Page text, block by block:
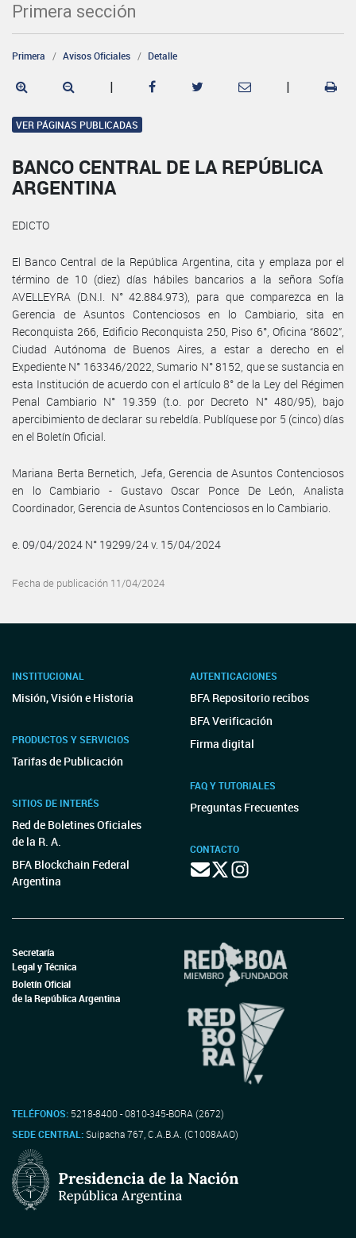
Primera sección
Primera Avisos Oficiales Detalle
| |
VER PÁGINAS PUBLICADAS
BANCO CENTRAL DE LA REPÚBLICA
ARGENTINA
EDICTO
El Banco Central de la República Argentina, cita y emplaza por el
término de 10 (diez) días hábiles bancarios a la señora Sofía
AVELLEYRA (D.N.I. N° 42.884.973), para que comparezca en la
Gerencia de Asuntos Contenciosos en lo Cambiario, sita en
Reconquista 266, Edificio Reconquista 250, Piso 6°, Oficina “8602”,
Ciudad Autónoma de Buenos Aires, a estar a derecho en el
Expediente N° 163346/2022, Sumario N° 8152, que se sustancia en
esta Institución de acuerdo con el artículo 8° de la Ley del Régimen
Penal Cambiario N° 19.359 (t.o. por Decreto N° 480/95), bajo
apercibimiento de declarar su rebeldía. Publíquese por 5 (cinco) días
en el Boletín Oficial.
Mariana Berta Bernetich, Jefa, Gerencia de Asuntos Contenciosos
en lo Cambiario - Gustavo Oscar Ponce De León, Analista
Coordinador, Gerencia de Asuntos Contenciosos en lo Cambiario.
e. 09/04/2024 N° 19299/24 v. 15/04/2024
Fecha de publicación 11/04/2024
INSTITUCIONAL
Misión, Visión e Historia
PRODUCTOS Y SERVICIOS
Tarifas de Publicación
SITIOS DE INTERÉS
Red de Boletines Oficiales
de la R. A.
BFA Blockchain Federal
Argentina
AUTENTICACIONES
BFA Repositorio recibos
BFA Verificación
Firma digital
FAQ Y TUTORIALES
Preguntas Frecuentes
CONTACTO
Secretaría
Legal y Técnica
Boletín Oficial
de la República Argentina
TELÉFONOS: 5218-8400 - 0810-345-BORA (2672)
SEDE CENTRAL:Suipacha 767, C.A.B.A. (C1008AAO)